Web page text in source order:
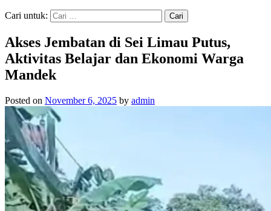
Cari untuk:
Akses Jembatan di Sei Limau Putus,
Aktivitas Belajar dan Ekonomi Warga
Mandek
Posted on November 6, 2025 by admin